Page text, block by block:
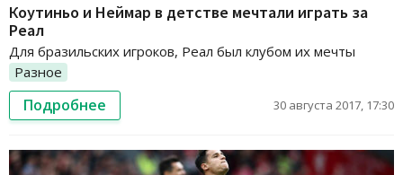
Коутиньо и Неймар в детстве мечтали играть за
Реал
Для бразильских игроков, Реал был клубом их мечты
Разное
Подробнее 30 августа 2017, 17:30